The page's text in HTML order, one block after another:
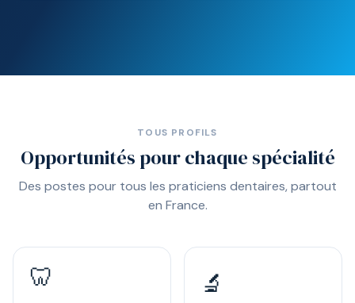
TOUS PROFILS
Opportunités pour chaque spécialité
Des postes pour tous les praticiens dentaires, partout
en France.
🦷 🔬